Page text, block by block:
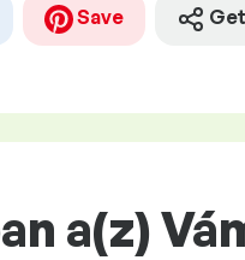
Save
a(z)